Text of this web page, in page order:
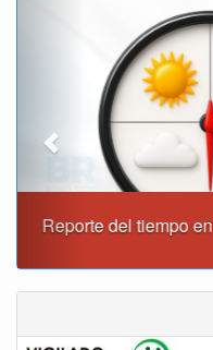
“Tunja nos ha dado